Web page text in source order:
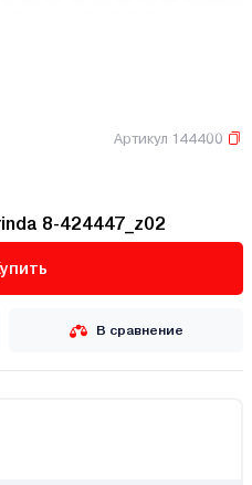
Артикул 144400
8-424447_z02
В сравнение